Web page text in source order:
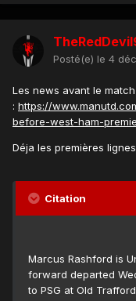
Posté(e) le 4
Les news avant le match
: https://
before-west-ham-
Déja les premières
Citation
Marcus Rashford is
forward departed
to PSG at Old